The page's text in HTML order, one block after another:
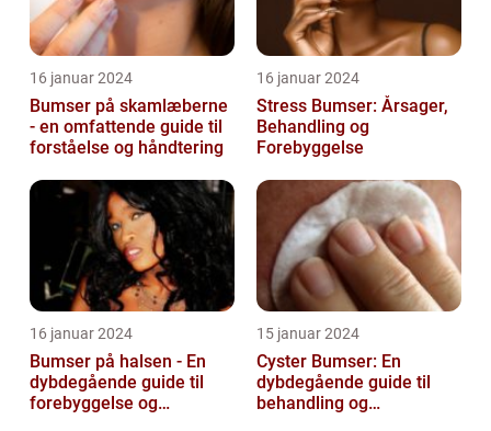
16 januar 2024
Bumser på skamlæberne
- en omfattende guide til
forståelse og håndtering
16 januar 2024
Stress Bumser: Årsager,
Behandling og
Forebyggelse
16 januar 2024
Bumser på halsen - En
dybdegående guide til
forebyggelse og
15 januar 2024
Cyster Bumser: En
dybdegående guide til
behandling og